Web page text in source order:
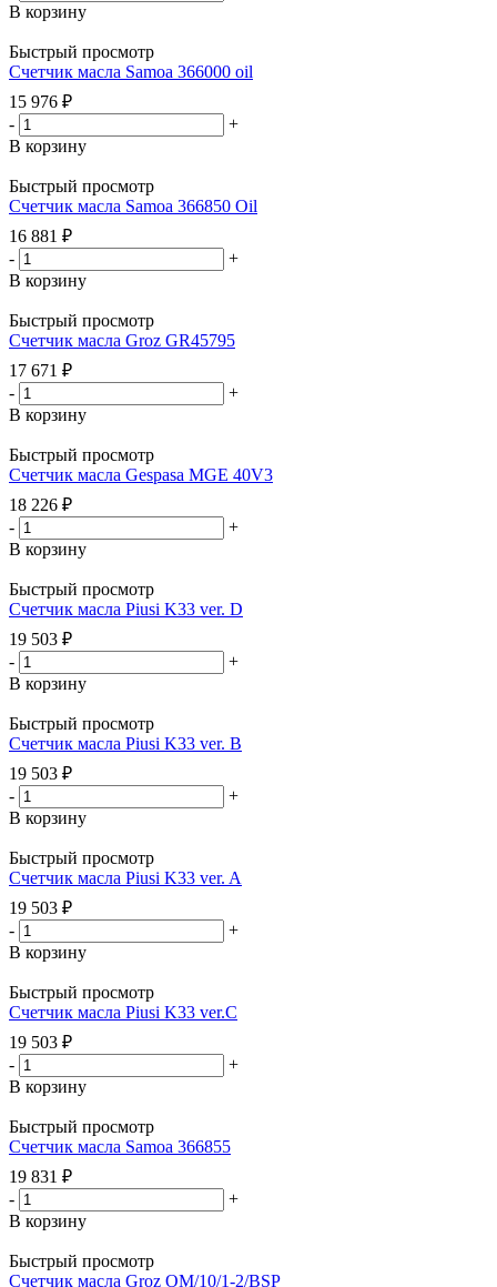
В корзину
Быстрый просмотр
Счетчик масла Samoa 366000 oil
15 976 ₽
-
+
В корзину
Быстрый просмотр
Счетчик масла Samoa 366850 Oil
16 881 ₽
-
+
В корзину
Быстрый просмотр
Счетчик масла Groz GR45795
17 671 ₽
-
+
В корзину
Быстрый просмотр
Счетчик масла Gespasa MGE 40V3
18 226 ₽
-
+
В корзину
Быстрый просмотр
Счетчик масла Piusi K33 ver. D
19 503 ₽
-
+
В корзину
Быстрый просмотр
Счетчик масла Piusi K33 ver. B
19 503 ₽
-
+
В корзину
Быстрый просмотр
Счетчик масла Piusi K33 ver. A
19 503 ₽
-
+
В корзину
Быстрый просмотр
Счетчик масла Piusi K33 ver.C
19 503 ₽
-
+
В корзину
Быстрый просмотр
Счетчик масла Samoa 366855
19 831 ₽
-
+
В корзину
Быстрый просмотр
Счетчик масла Groz OM/10/1-2/BSP